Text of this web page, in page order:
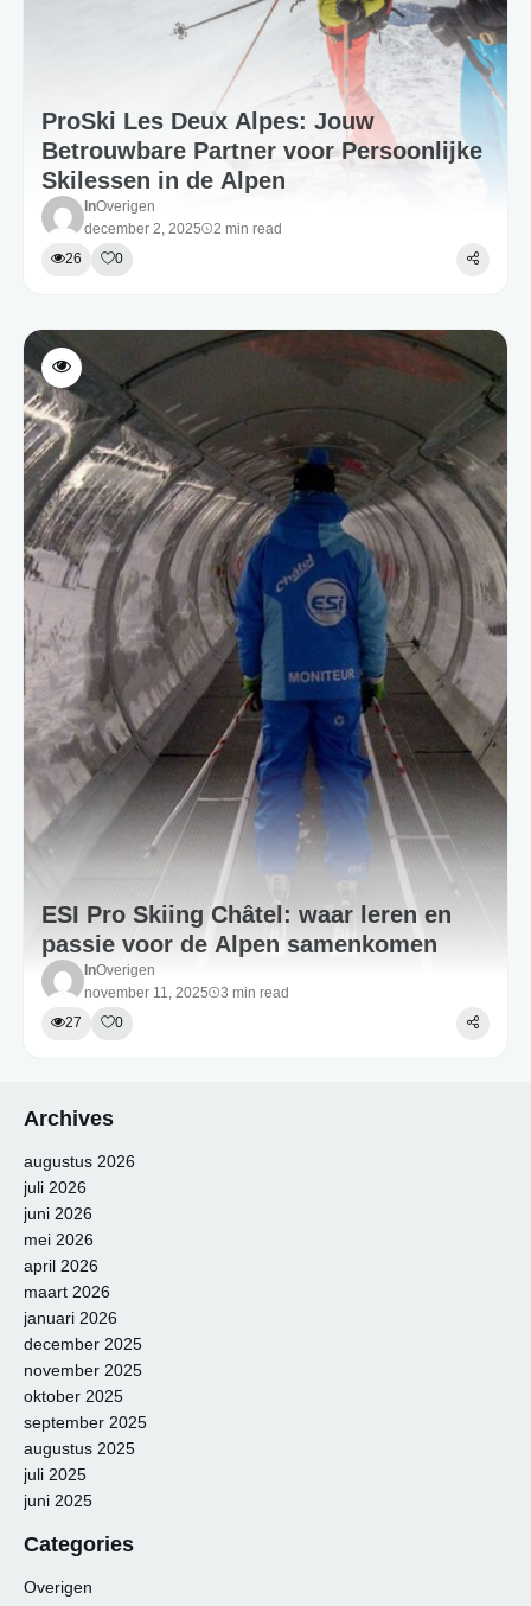
ProSki Les Deux Alpes: Jouw
Betrouwbare Partner voor Persoonlijke
Skilessen in de Alpen
InOverigen
december 2, 2025
2 min read
26
0
ESI Pro Skiing Châtel: waar leren en
passie voor de Alpen samenkomen
InOverigen
november 11, 2025
3 min read
27
0
Archives
augustus 2026
juli 2026
juni 2026
mei 2026
april 2026
maart 2026
januari 2026
december 2025
november 2025
oktober 2025
september 2025
augustus 2025
juli 2025
juni 2025
Categories
Overigen